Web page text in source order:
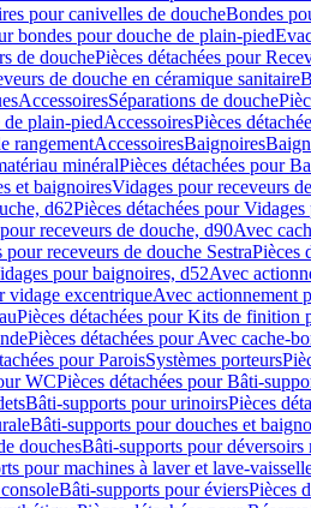
pour canivelles de doucheBondes
bondes pour douche de plain-pied
de douchePièces détachées pour
de douche en céramique sanitaire
AccessoiresSéparations de douche
de plain-piedAccessoiresPièces
rangementAccessoiresBaignoires
minéralPièces détachées pour
et baignoiresVidages pour receveurs
d62Pièces détachées pour
receveurs de douche, d90Avec
pour receveurs de douche SestraPièces
pour baignoires, d52Avec
vidage excentriqueAvec actionnement
Pièces détachées pour Kits de finition
Pièces détachées pour Avec cache-
pour ParoisSystèmes porteurs
WCPièces détachées pour Bâti-
Bâti-supports pour urinoirsPièces
Bâti-supports pour douches et
douchesBâti-supports pour déversoirs
pour machines à laver et lave-
Bâti-supports pour éviersPièces